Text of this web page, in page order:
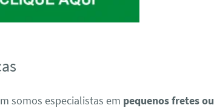
somos especialistas em pequenos fretes ou